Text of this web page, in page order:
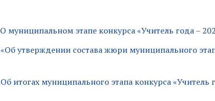
этапе конкурса «Учитель года –
утверждении состава жюри муниципального
итогах муниципального этапа конкурса «Учитель